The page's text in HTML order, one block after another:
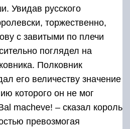
Увидав русского
торжественно,
с завитыми по плечи
поглядел на
Полковник
его величеству значение
которого он не мог
macheve! – сказал король
превозмогая